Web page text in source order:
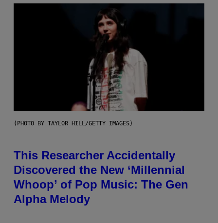
(PHOTO BY TAYLOR HILL/GETTY IMAGES)
This Researcher Accidentally
Discovered the New ‘Millennial
Whoop’ of Pop Music: The Gen
Alpha Melody